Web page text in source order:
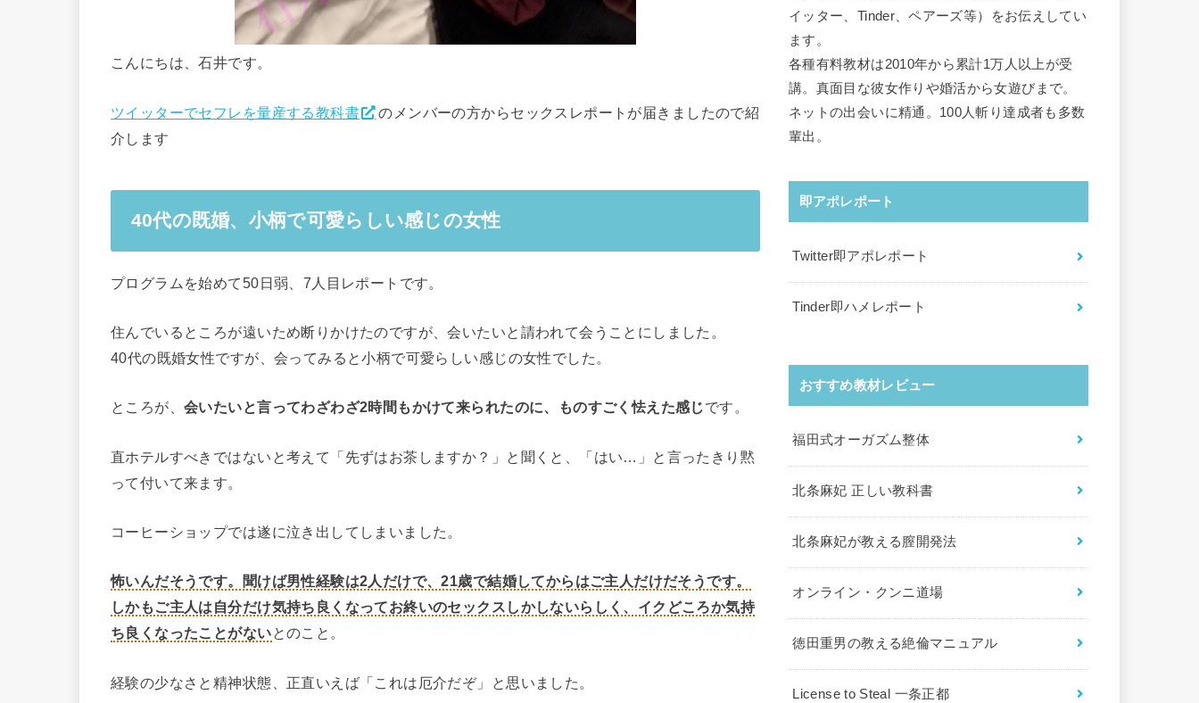
こんにちは、石井です。
ツイッターでセフレを量産する教科書
のメンバーの方からセックスレポートが届きましたので紹
介します
40代の既婚、小柄で可愛らしい感じの女性
プログラムを始めて50日弱、7人目レポートです。
住んでいるところが遠いため断りかけたのですが、会いたいと請われて会うことにしました。
40代の既婚女性ですが、会ってみると小柄で可愛らしい感じの女性でした。
ところが、会いたいと言ってわざわざ2時間もかけて来られたのに、ものすごく怯えた感じです。
直ホテルすべきではないと考えて「先ずはお茶しますか？」と聞くと、「はい…」と言ったきり黙
って付いて来ます。
コーヒーショップでは遂に泣き出してしまいました。
怖いんだそうです。聞けば男性経験は2人だけで、21歳で結婚してからはご主人だけだそうです。
しかもご主人は自分だけ気持ち良くなってお終いのセックスしかしないらしく、イクどころか気持
ち良くなったことがないとのこと。
経験の少なさと精神状態、正直いえば「これは厄介だぞ」と思いました。
イッター、Tinder、ペアーズ等）をお伝えしてい
ます。
各種有料教材は2010年から累計1万人以上が受
講。真面目な彼女作りや婚活から女遊びまで。
ネットの出会いに精通。100人斬り達成者も多数
輩出。
即アポレポート
Twitter即アポレポート
Tinder即ハメレポート
おすすめ教材レビュー
福田式オーガズム整体
北条麻妃 正しい教科書
北条麻妃が教える膣開発法
オンライン・クンニ道場
徳田重男の教える絶倫マニュアル
License to Steal 一条正都